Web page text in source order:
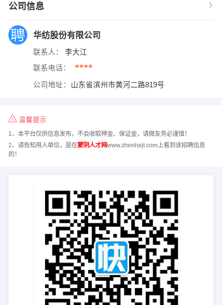
公司信息
华纺股份有限公司
联系人： 李大江
联系电话： ****
公司地址： 山东省滨州市黄河二路819号
温馨提示
1、本平台仅供信息发布，不会收取押金、保证金，请微友务必谨慎！
2、请告知用人单位，是在蒙阴人才网www.zhenhejt.com上看到该招聘信息
的！